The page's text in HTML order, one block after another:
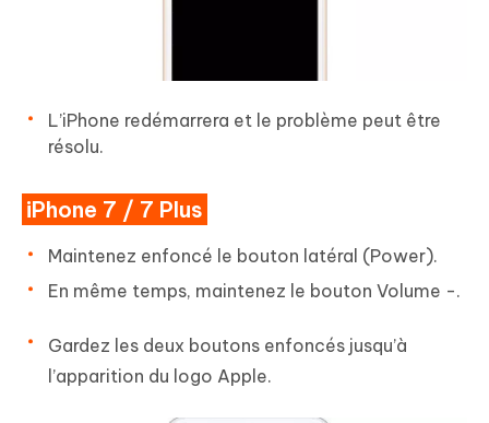
L’iPhone redémarrera et le problème peut être
résolu.
iPhone 7 / 7 Plus
Maintenez enfoncé le bouton latéral (Power).
En même temps, maintenez le bouton Volume -.
Gardez les deux boutons enfoncés jusqu’à
l’apparition du logo Apple.